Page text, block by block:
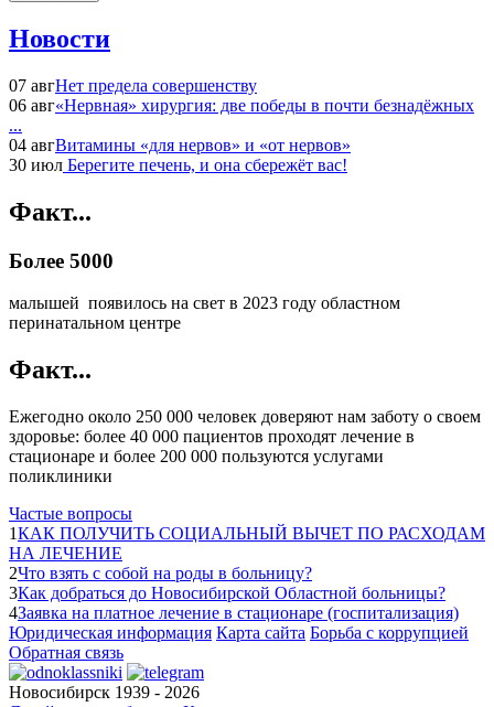
Новости
07 авгНет предела совершенству
06 авг«Нервная» хирургия: две победы в почти безнадёжных
...
04 авгВитамины «для нервов» и «от нервов»
30 июл Берегите печень, и она сбережёт вас!
Факт...
Более 5000
малышей появилось на свет в 2023 году областном
перинатальном центре
Факт...
Ежегодно около 250 000 человек доверяют нам заботу о своем
здоровье: более 40 000 пациентов проходят лечение в
стационаре и более 200 000 пользуются услугами
поликлиники
Частые вопросы
1КАК ПОЛУЧИТЬ СОЦИАЛЬНЫЙ ВЫЧЕТ ПО РАСХОДАМ
НА ЛЕЧЕНИЕ
2Что взять с собой на роды в больницу?
3Как добраться до Новосибирской Областной больницы?
4Заявка на платное лечение в стационаре (госпитализация)
Юридическая информация Карта сайта Борьба с коррупцией
Обратная связь
Новосибирск 1939 - 2026